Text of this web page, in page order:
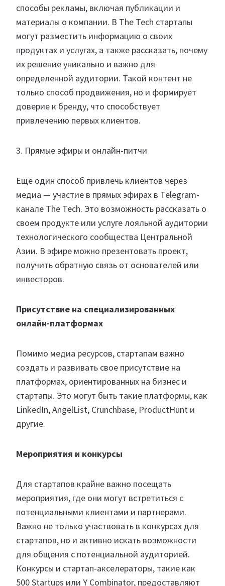
способы рекламы, включая публикации и
материалы о компании. В The Tech стартапы
могут разместить информацию о своих
продуктах и услугах, а также рассказать, почему
их решение уникально и важно для
определенной аудитории. Такой контент не
только способ продвижения, но и формирует
доверие к бренду, что способствует
привлечению первых клиентов.
3. Прямые эфиры и онлайн-питчи
Еще один способ привлечь клиентов через
медиа — участие в прямых эфирах в Telegram-
канале The Tech. Это возможность рассказать о
своем продукте или услуге лояльной аудитории
технологического сообщества Центральной
Азии. В эфире можно презентовать проект,
получить обратную связь от основателей или
инвесторов.
Присутствие на специализированных
онлайн-платформах
Помимо медиа ресурсов, стартапам важно
создать и развивать свое присутствие на
платформах, ориентированных на бизнес и
стартапы. Это могут быть такие платформы, как
LinkedIn, AngelList, Crunchbase, ProductHunt и
другие.
Мероприятия и конкурсы
Для стартапов крайне важно посещать
мероприятия, где они могут встретиться с
потенциальными клиентами и партнерами.
Важно не только участвовать в конкурсах для
стартапов, но и активно искать возможности
для общения с потенциальной аудиторией.
Конкурсы и стартап-акселераторы, такие как
500 Startups или Y Combinator, предоставляют